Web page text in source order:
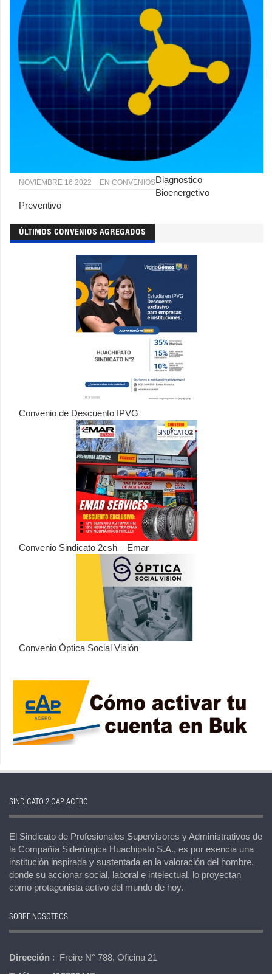
NOVIEMBRE 16 2022 EN CONVENIOSDiagnostico
Bioenergetivo
Preventivo
ÚLTIMOS CONVENIOS AGREGADOS
Convenio de Descuento IPVG
Convenio Sindicato 2csh – Emar
Convenio Óptica Social Visión
SINDICATO 2 CAP ACERO
El Sindicato de Profesionales Supervisores y Administrativos de
la Compañía Siderúrgica Huachipato S.A., es por esencia una
institución inspirada y sustentada en la valoración del hombre,
donde su accionar social, laboral e intelectual, lo proyectan
como protagonista activo del mundo de hoy.
SOBRE NOSOTROS
Dirección : Freire N° 788, Oficina 21